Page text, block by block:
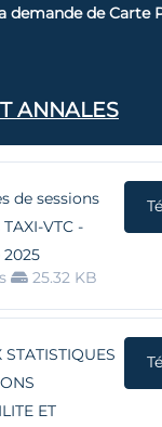
demande de Carte
ANNALES
de sessions
VTC -
25.32 KB
ET